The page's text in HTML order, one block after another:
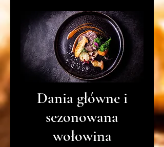
Dania główne i
sezonowana
wołowina